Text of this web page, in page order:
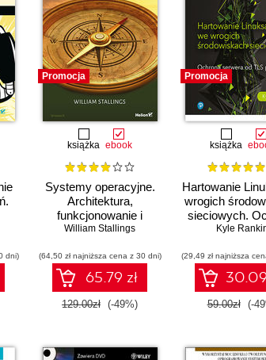
dni)
Promocja
książka ebook
Systemy operacyjne.
Architektura,
funkcjonowanie i
projektowanie. Wydanie
William Stallings
(64,50 zł najniższa cena z 30 dni)
65.79 zł
129.00zł (-49%)
Promocja
książka
Hartowanie
wrogich
sieciowych.
serwera od TLS
Kyle
(29,49 zł najniższa
59.00zł (-